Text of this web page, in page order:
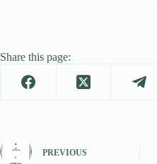
Share this page:
PREVIOUS